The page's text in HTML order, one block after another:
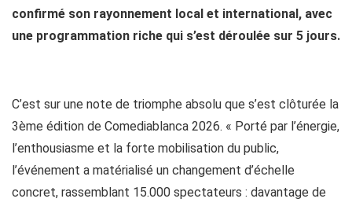
confirmé son rayonnement local et international, avec
une programmation riche qui s’est déroulée sur 5 jours.
C’est sur une note de triomphe absolu que s’est clôturée la
3ème édition de Comediablanca 2026. « Porté par l’énergie,
l’enthousiasme et la forte mobilisation du public,
l’événement a matérialisé un changement d’échelle
concret, rassemblant 15.000 spectateurs : davantage de